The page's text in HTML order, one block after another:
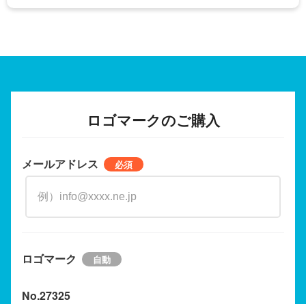
ロゴマークのご購入
メールアドレス
ロゴマーク
No.27325